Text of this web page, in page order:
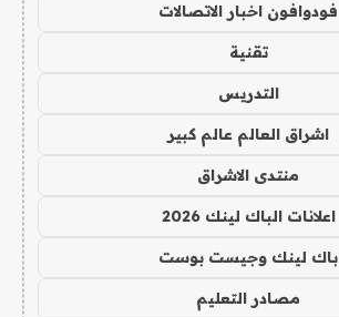
فودوافون اخبار الاتصالات
تقنية
التدريس
اشراق العالم عالم كبير
منتدى الاشراق
اعلانات الباك لينك 2026
باك لينك وجيست بوست
مصادر التعليم